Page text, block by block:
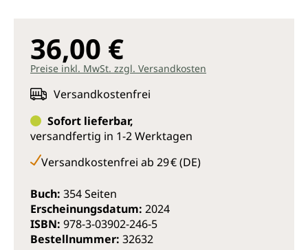
Praxistipps laden zum Ausprobieren ein. Mit einem
Einmaleins der Umweltgifte und mit Ausleitungs- und
Entgiftungskonzepten für Schwermetalle, Antibiotika,
Interviews mit Expertinnen und Experten geben
weitere fachliche Einblicke, QR-Codes führen zu
Video-Mitschnitten der Originalinterviews.
36,00 €
Preise inkl. MwSt. zzgl. Versandkosten
Versandkostenfrei
Sofort lieferbar,
versandfertig in 1-2 Werktagen
Versandkostenfrei ab 29 € (DE)
Buch: 354 Seiten
Erscheinungsdatum: 2024
ISBN: 978-3-03902-246-5
Bestellnummer: 32632